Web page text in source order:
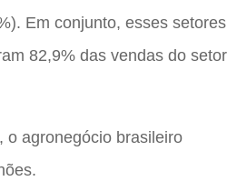
Em conjunto, esses setores
82,9% das vendas do setor
o agronegócio brasileiro